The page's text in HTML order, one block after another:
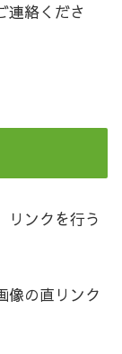
連絡くださ
リンクを行う
像の直リンク